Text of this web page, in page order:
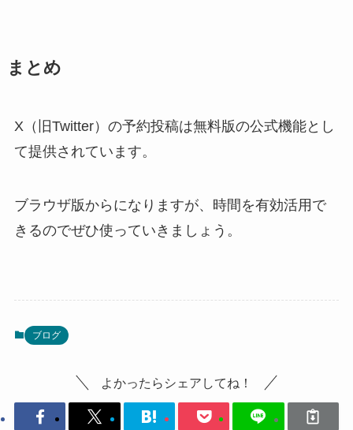
まとめ
X（旧Twitter）の予約投稿は無料版の公式機能とし
て提供されています。
ブラウザ版からになりますが、時間を有効活用で
きるのでぜひ使っていきましょう。
ブログ
よかったらシェアしてね！